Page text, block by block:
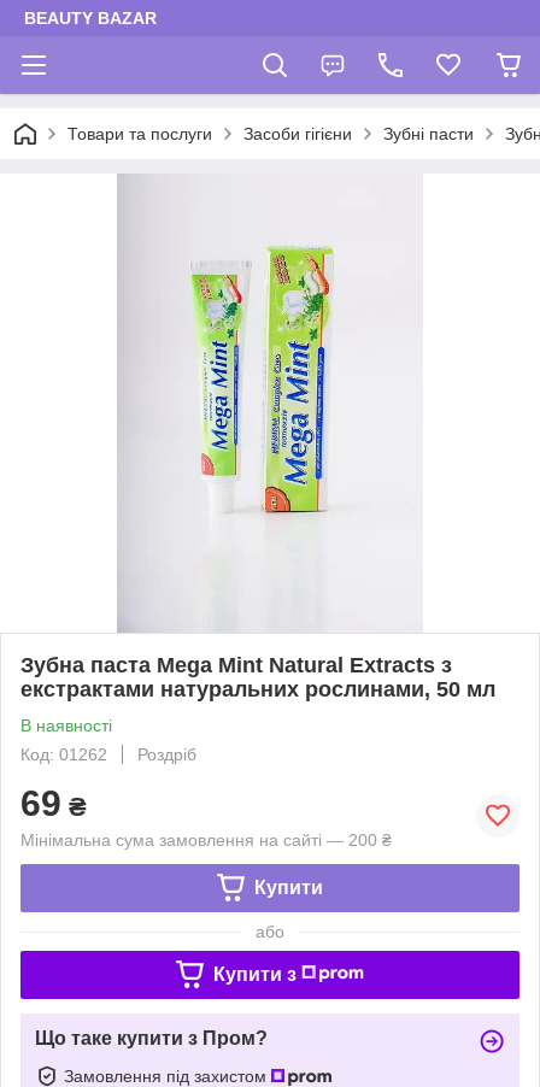
BEAUTY BAZAR
Товари та послуги Засоби гігієни Зубні пасти
Зубна паста Mega Мint Natural Extracts з
екстрактами натуральних рослинами, 50 мл
В наявності
Код: 01262
Роздріб
69 ₴
Мінімальна сума замовлення на сайті — 200 ₴
Купити
або
Купити з
Що таке купити з Пром?
Замовлення під захистом